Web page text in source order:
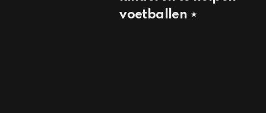
voetballen ⋆